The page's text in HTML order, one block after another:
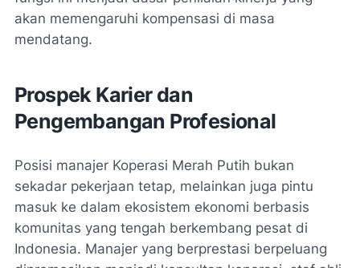
akan memengaruhi kompensasi di masa
mendatang.
Prospek Karier dan
Pengembangan Profesional
Posisi manajer Koperasi Merah Putih bukan
sekadar pekerjaan tetap, melainkan juga pintu
masuk ke dalam ekosistem ekonomi berbasis
komunitas yang tengah berkembang pesat di
Indonesia. Manajer yang berprestasi berpeluang